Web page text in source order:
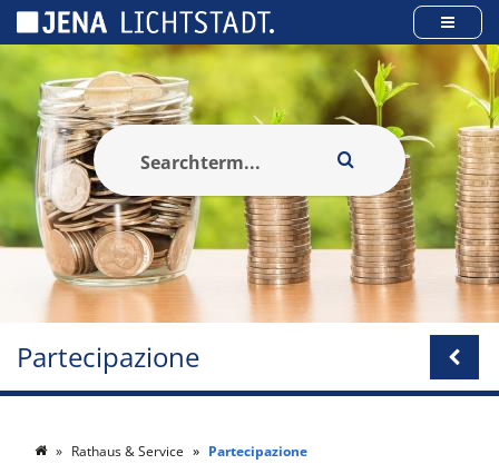
Partecipazione
Rathaus & Service Partecipazione
Pannello di gestione dei cookies